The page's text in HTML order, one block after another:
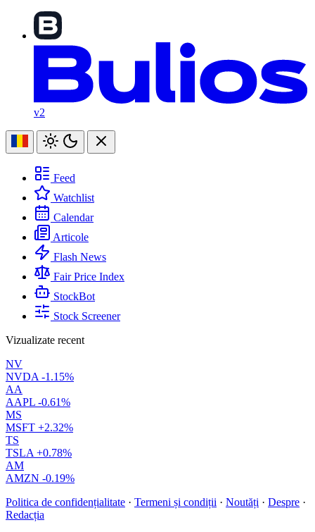
v2
Feed
Watchlist
Calendar
Articole
Flash News
Fair Price Index
StockBot
Stock Screener
Vizualizate recent
NV
NVDA -1.15%
AA
AAPL -0.61%
MS
MSFT +2.32%
TS
TSLA +0.78%
AM
AMZN -0.19%
Politica de confidențialitate · Termeni și condiții · Noutăți · Despre ·
Redacția